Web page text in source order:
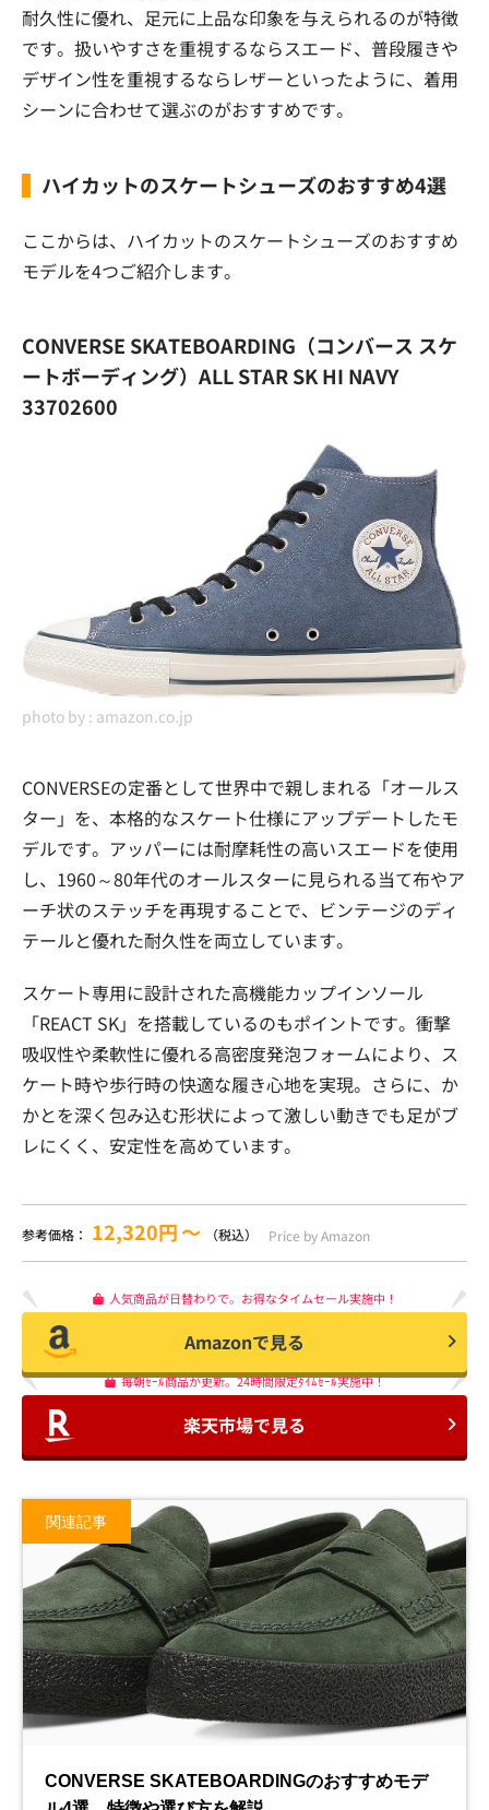
耐久性に優れ、足元に上品な印象を与えられるのが特徴
です。扱いやすさを重視するならスエード、普段履きや
デザイン性を重視するならレザーといったように、着用
シーンに合わせて選ぶのがおすすめです。
ハイカットのスケートシューズのおすすめ4選
ここからは、ハイカットのスケートシューズのおすすめ
モデルを4つご紹介します。
CONVERSE SKATEBOARDING（コンバース スケ
ートボーディング）ALL STAR SK HI NAVY
33702600
photo by : amazon.co.jp
CONVERSEの定番として世界中で親しまれる「オールス
ター」を、本格的なスケート仕様にアップデートしたモ
デルです。アッパーには耐摩耗性の高いスエードを使用
し、1960～80年代のオールスターに見られる当て布やア
ーチ状のステッチを再現することで、ビンテージのディ
テールと優れた耐久性を両立しています。
スケート専用に設計された高機能カップインソール
「REACT SK」を搭載しているのもポイントです。衝撃
吸収性や柔軟性に優れる高密度発泡フォームにより、ス
ケート時や歩行時の快適な履き心地を実現。さらに、か
かとを深く包み込む形状によって激しい動きでも足がブ
レにくく、安定性を高めています。
参考価格： 12,320円〜 （税込） Price by Amazon
人気商品が日替わりで。お得なタイムセール実施中！
Amazonで見る
毎朝ｾｰﾙ商品が更新。24時間限定ﾀｲﾑｾｰﾙ実施中！
楽天市場で見る